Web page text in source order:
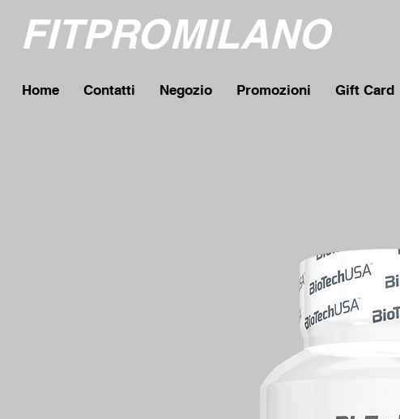
FITPROMILANO
Home Contatti Negozio Promozioni Gift Card